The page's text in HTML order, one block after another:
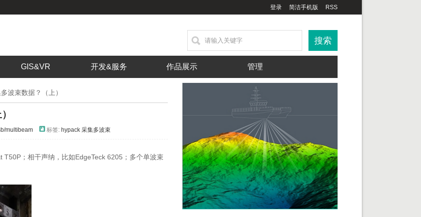
登录 简洁手机版 RSS
GIS&VR 开发&服务 作品展示 管理
波束数据？（上）
multibeam 标签: hypack 采集多波束
；相干声纳，比如EdgeTeck 6205；多个单波束